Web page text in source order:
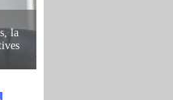
la